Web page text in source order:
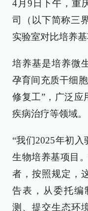
4月9日下午，重
司（以下简称三
实验室对比培养基
培养基是培养微
孕育间充质干细
修复工”，广泛应
疾病治疗等领域。
“我们2025年初
生物培养基项目
者，按照规定，
告表，从委托编
测、提交生态环